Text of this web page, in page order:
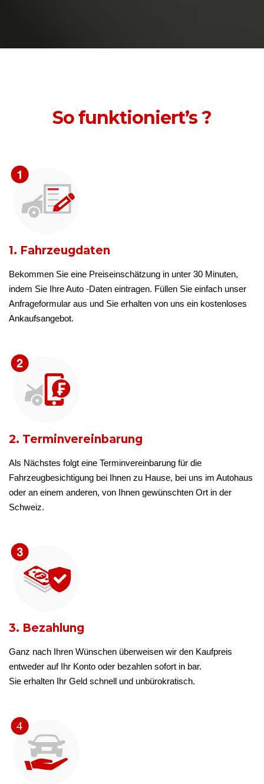
So funktioniert’s ?
1. Fahrzeugdaten
Bekommen Sie eine Preiseinschätzung in unter 30 Minuten,
indem Sie Ihre Auto -Daten eintragen. Füllen Sie einfach unser
Anfrageformular aus und Sie erhalten von uns ein kostenloses
Ankaufsangebot.
2. Terminvereinbarung
Als Nächstes folgt eine Terminvereinbarung für die
Fahrzeugbesichtigung bei Ihnen zu Hause, bei uns im Autohaus
oder an einem anderen, von Ihnen gewünschten Ort in der
Schweiz.
3. Bezahlung
Ganz nach Ihren Wünschen überweisen wir den Kaufpreis
entweder auf Ihr Konto oder bezahlen sofort in bar.
Sie erhalten Ihr Geld schnell und unbürokratisch.